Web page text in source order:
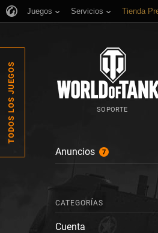
Juegos Servicios Tienda
TODOS LOS JUEGOS SOPORTE
Anuncios 7
CATEGORÍAS
Cuenta